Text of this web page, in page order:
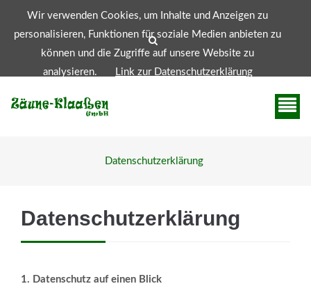
info@zaeuneklaassen.de +49 (0)2156 - 91 09 744
Datenschutzerklärung
Datenschutzerklärung
1. Datenschutz auf einen Blick
Wir verwenden Cookies, um Inhalte und Anzeigen zu
personalisieren, Funktionen für soziale Medien anbieten zu
können und die Zugriffe auf unsere Website zu
analysieren.
Link zur Datenschutzerklärung